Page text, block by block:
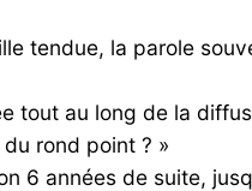
tendue, la parole
tout au long de la
rond point ? »
6 années de suite,